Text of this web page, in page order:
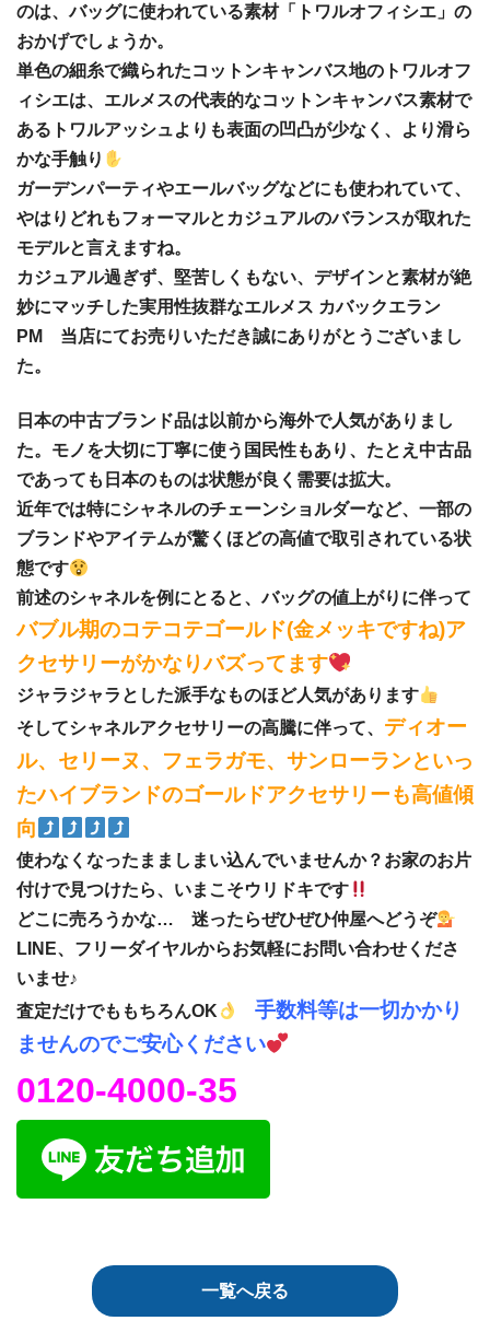
のは、バッグに使われている素材「トワルオフィシエ」の
おかげでしょうか。
単色の細糸で織られたコットンキャンバス地のトワルオフ
ィシエは、エルメスの代表的なコットンキャンバス素材で
あるトワルアッシュよりも表面の凹凸が少なく、より滑ら
かな手触り
ガーデンパーティやエールバッグなどにも使われていて、
やはりどれもフォーマルとカジュアルのバランスが取れた
モデルと言えますね。
カジュアル過ぎず、堅苦しくもない、デザインと素材が絶
妙にマッチした実用性抜群なエルメス カバックエラン
PM 当店にてお売りいただき誠にありがとうございまし
た。
日本の中古ブランド品は以前から海外で人気がありまし
た。モノを大切に丁寧に使う国民性もあり、たとえ中古品
であっても日本のものは状態が良く需要は拡大。
近年では特にシャネルのチェーンショルダーなど、一部の
ブランドやアイテムが驚くほどの高値で取引されている状
態です
前述のシャネルを例にとると、バッグの値上がりに伴って
バブル期のコテコテゴールド(金メッキですね)ア
クセサリーがかなりバズってます
ジャラジャラとした派手なものほど人気があります
そしてシャネルアクセサリーの高騰に伴って、 ディオー
ル、セリーヌ、フェラガモ、サンローランといっ
たハイブランドのゴールドアクセサリーも高値傾
向
使わなくなったまましまい込んでいませんか？お家のお片
付けで見つけたら、いまこそウリドキです
どこに売ろうかな… 迷ったらぜひぜひ仲屋へどうぞ
LINE、フリーダイヤルからお気軽にお問い合わせくださ
いませ♪
査定だけでももちろんOK
手数料等は一切かかり
ませんのでご安心ください
0120-4000-35
一覧へ戻る